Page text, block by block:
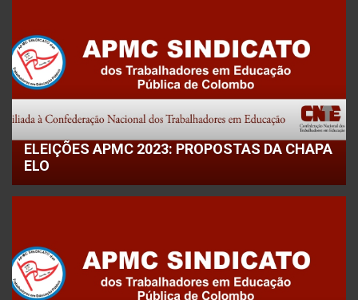
ELEIÇÕES APMC 2023: PROPOSTAS DA CHAPA
ELO